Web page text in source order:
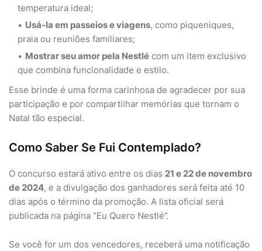
temperatura ideal;
Usá-la em passeios e viagens, como piqueniques,
praia ou reuniões familiares;
Mostrar seu amor pela Nestlé com um item exclusivo
que combina funcionalidade e estilo.
Esse brinde é uma forma carinhosa de agradecer por sua
participação e por compartilhar memórias que tornam o
Natal tão especial.
Como Saber Se Fui Contemplado?
O concurso estará ativo entre os dias 21 e 22 de novembro
de 2024, e a divulgação dos ganhadores será feita até 10
dias após o término da promoção. A lista oficial será
publicada na página “Eu Quero Nestlé”.
Se você for um dos vencedores, receberá uma notificação